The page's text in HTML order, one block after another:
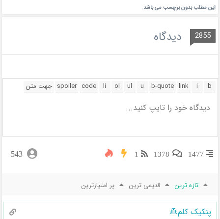
این مطلب بدون برچسب می باشد.
2855 دیدگاه
1477
1378
1
543
تازه ترین قدیمی ترین پر امتیازترین
پنکیک کلم🥞